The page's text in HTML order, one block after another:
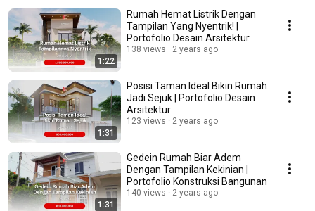
1:22
Rumah Hemat Listrik Dengan
Tampilan Yang Nyentrik! |
Portofolio Desain Arsitektur
138 views 2 years ago
1:31
Posisi Taman Ideal Bikin Rumah
Jadi Sejuk | Portofolio Desain
Arsitektur
123 views 2 years ago
1:31
Gedein Rumah Biar Adem
Dengan Tampilan Kekinian |
Portofolio Konstruksi Bangunan
140 views 2 years ago